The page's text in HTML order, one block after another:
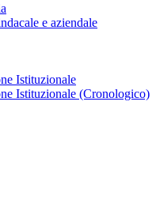
e aziendale
Istituzionale
Istituzionale (Cronologico)